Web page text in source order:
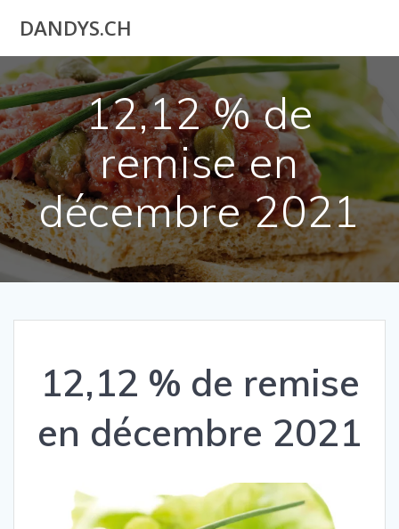
DANDYS.CH
12,12 % de
remise en
décembre 2021
12,12 % de remise
en décembre 2021